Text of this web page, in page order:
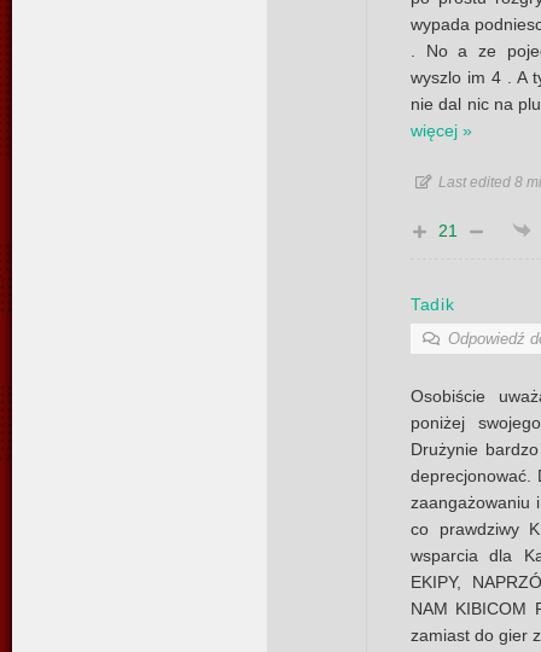
wypada
. No a ze
wyszlo im 4 . A
nie dal nic na
więcej »
Last edited 8
21
Tadik
Odpowiedź
Osobiście
poniżej
Drużynie
deprecjonować.
zaangażowaniu
co prawdziwy
wsparcia dla
EKIPY,
NAM KIBICOM
zamiast do gier